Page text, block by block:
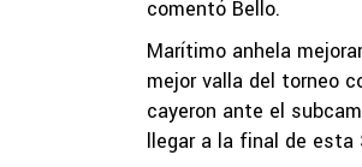
comentó Bello.
Marítimo anhela
mejor valla del torneo
cayeron ante el
llegar a la final de esta